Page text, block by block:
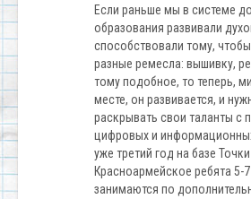
Если раньше мы в системе
образования развивали
способствовали тому,
разные ремесла: вышивку,
тому подобное, то теперь,
месте, он развивается, и
раскрывать свои таланты
цифровых и
уже третий год на базе
Красноармейское ребята 5-
занимаются по